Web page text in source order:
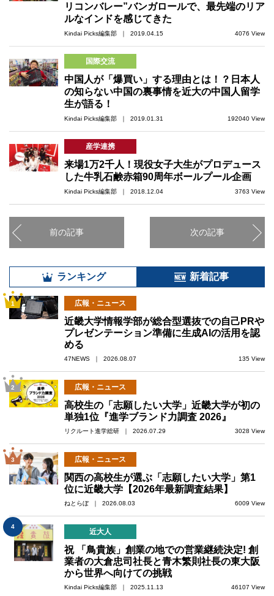
リコンバレー”バンガロールで、最先端のリア
ルなインドを感じてきた
Kindai Picks編集部 ｜ 2019.04.15 4076 View
国際交流
中国人が「爆買い」する理由とは！？日本人
の知らない中国の裏事情を近大の中国人留学
生が語る！
Kindai Picks編集部 ｜ 2019.01.31 192040 View
産学連携
来場1万2千人！現役女子大生がプロデュース
した牛乳石鹸赤箱90周年ボールプール企画
Kindai Picks編集部 ｜ 2018.12.04 3763 View
前の記事 次の記事
ランキング 新着記事
1 広報・ニュース
近畿大学情報学部が総合型選抜での自己PRや
プレゼンテーション準備に生成AIの活用を認
める
47NEWS ｜ 2026.08.07 135 View
2 広報・ニュース
高校生の「志願したい大学」近畿大学が初の
単独1位『進学ブランド力調査 2026』
リクルート進学総研 ｜ 2026.07.29 3028 View
3 広報・ニュース
関西の高校生が選ぶ「志願したい大学」第1
位に近畿大学【2026年最新調査結果】
ねとらぼ ｜ 2026.08.03 6009 View
4
近大人
祝 「鳥貴族」創業の地での営業継続決定! 創
業者の大倉忠司社長と青木繁則社長の東大阪
から世界へ向けての挑戦
Kindai Picks編集部 ｜ 2025.11.13 46107 View